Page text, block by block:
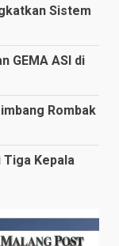
Sistem
GEMA ASI di
Rombak
Tiga Kepala